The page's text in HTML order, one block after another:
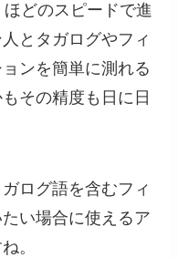
どのスピードで進
とタガログやフィ
ンを簡単に測れる
その精度も日に日
ログ語を含むフィ
い場合に使えるア
。